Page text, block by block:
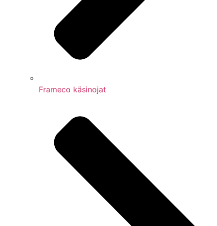
Frameco käsinojat